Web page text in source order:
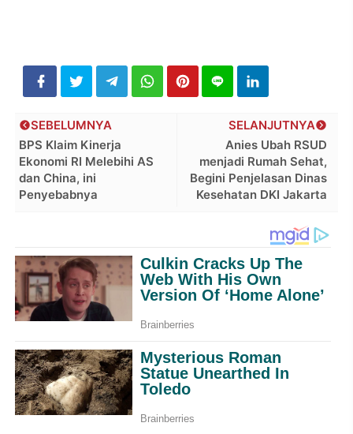
SELANJUTNYA
Anies Ubah RSUD
menjadi Rumah Sehat,
Begini Penjelasan Dinas
Kesehatan DKI Jakarta
SEBELUMNYA
BPS Klaim Kinerja
Ekonomi RI Melebihi AS
dan China, ini
Penyebabnya